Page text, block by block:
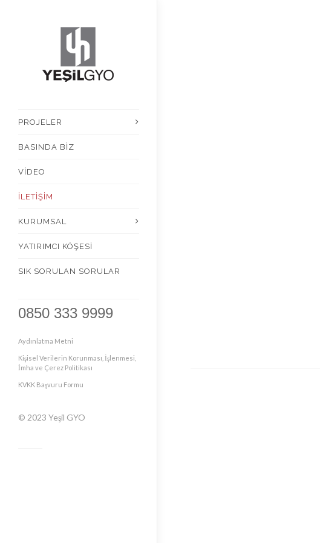
PROJELER
BASINDA BİZ
VİDEO
İLETİŞİM
KURUMSAL
YATIRIMCI KÖŞESİ
SIK SORULAN SORULAR
0850 333 9999
Aydınlatma Metni
Kişisel Verilerin Korunması, İşlenmesi,
İmha ve Çerez Politikası
KVKK Başvuru Formu
© 2023 Yeşil GYO